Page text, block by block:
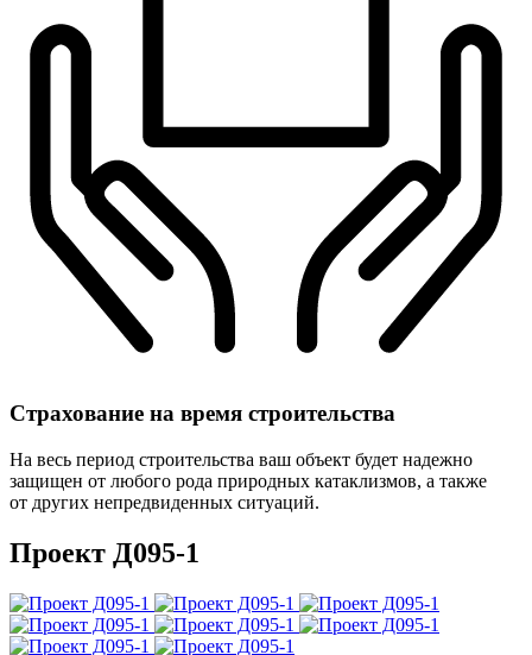
Страхование на время строительства
На весь период строительства ваш объект будет надежно
защищен от любого рода природных катаклизмов, а также
от других непредвиденных ситуаций.
Проект Д095-1